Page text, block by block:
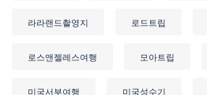
라라랜드촬영지 로드트립
로스앤젤레스여행 모아트립
미국서부여행 미국성수기